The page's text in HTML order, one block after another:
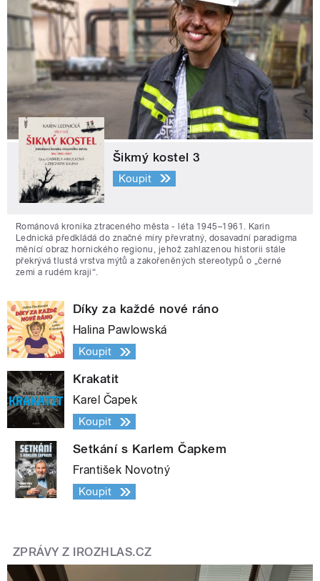
Šikmý kostel 3
Koupit
Románová kronika ztraceného města - léta 1945–1961. Karin
Lednická předkládá do značné míry převratný, dosavadní paradigma
měnící obraz hornického regionu, jehož zahlazenou historii stále
překrývá tlustá vrstva mýtů a zakořeněných stereotypů o „černé
zemi a rudém kraji“.
Díky za každé nové ráno
Halina Pawlowská
Koupit
Krakatit
Karel Čapek
Koupit
Setkání s Karlem Čapkem
František Novotný
Koupit
ZPRÁVY Z IROZHLAS.CZ